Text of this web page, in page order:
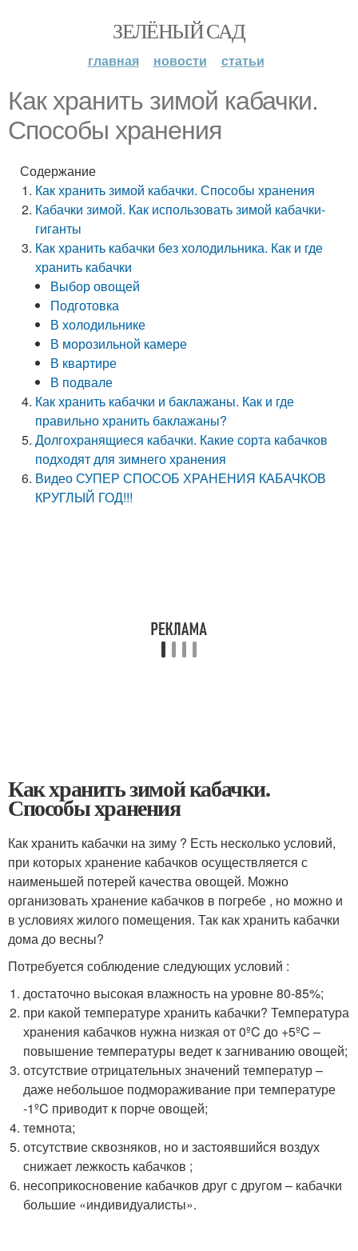
ЗЕЛЁНЫЙ САД
главная новости статьи
Как хранить зимой кабачки.
Способы хранения
Содержание
Как хранить зимой кабачки. Способы хранения
Кабачки зимой. Как использовать зимой кабачки-
гиганты
Как хранить кабачки без холодильника. Как и где
хранить кабачки
Выбор овощей
Подготовка
В холодильнике
В морозильной камере
В квартире
В подвале
Как хранить кабачки и баклажаны. Как и где
правильно хранить баклажаны?
Долгохранящиеся кабачки. Какие сорта кабачков
подходят для зимнего хранения
Видео СУПЕР СПОСОБ ХРАНЕНИЯ КАБАЧКОВ
КРУГЛЫЙ ГОД!!!
Как хранить зимой кабачки.
Способы хранения
Как хранить кабачки на зиму ? Есть несколько условий,
при которых хранение кабачков осуществляется с
наименьшей потерей качества овощей. Можно
организовать хранение кабачков в погребе , но можно и
в условиях жилого помещения. Так как хранить кабачки
дома до весны?
Потребуется соблюдение следующих условий :
достаточно высокая влажность на уровне 80-85%;
при какой температуре хранить кабачки? Температура
хранения кабачков нужна низкая от 0ºC до +5ºC –
повышение температуры ведет к загниванию овощей;
отсутствие отрицательных значений температур –
даже небольшое подмораживание при температуре
-1ºC приводит к порче овощей;
темнота;
отсутствие сквозняков, но и застоявшийся воздух
снижает лежкость кабачков ;
несоприкосновение кабачков друг с другом – кабачки
большие «индивидуалисты».